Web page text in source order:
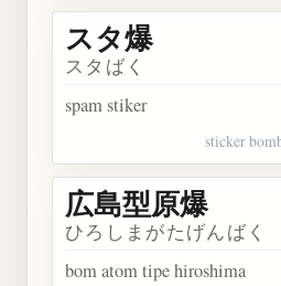
スタ爆
スタばく
spam stiker
sticker
広島型原爆
ひろしまがたげんばく
bom atom tipe hiroshima